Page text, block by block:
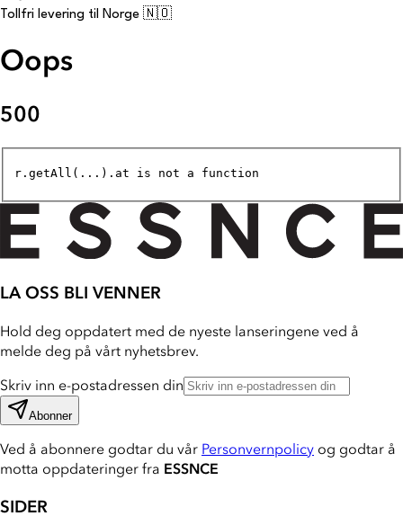
Tollfri levering til Norge 🇳🇴
Oops
500
r.getAll(...).at is not a function
LA OSS BLI VENNER
Hold deg oppdatert med de nyeste lanseringene ved å
melde deg på vårt nyhetsbrev.
Skriv inn e-postadressen din
Abonner
Ved å abonnere godtar du vår Personvernpolicy og godtar å
motta oppdateringer fra ESSNCE
SIDER